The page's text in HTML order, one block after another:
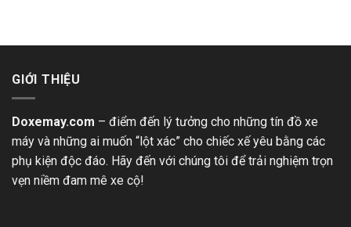
GIỚI THIỆU
Doxemay.com – điểm đến lý tưởng cho những tín đồ xe
máy và những ai muốn “lột xác” cho chiếc xế yêu bằng các
phụ kiện độc đáo. Hãy đến với chúng tôi để trải nghiệm trọn
vẹn niềm đam mê xe cộ!